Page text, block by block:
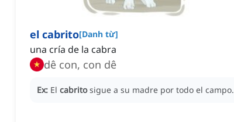
el cabrito[Danh từ]
una cría de la cabra
dê con, con dê
Ex: El cabrito sigue a su madre por todo el campo.